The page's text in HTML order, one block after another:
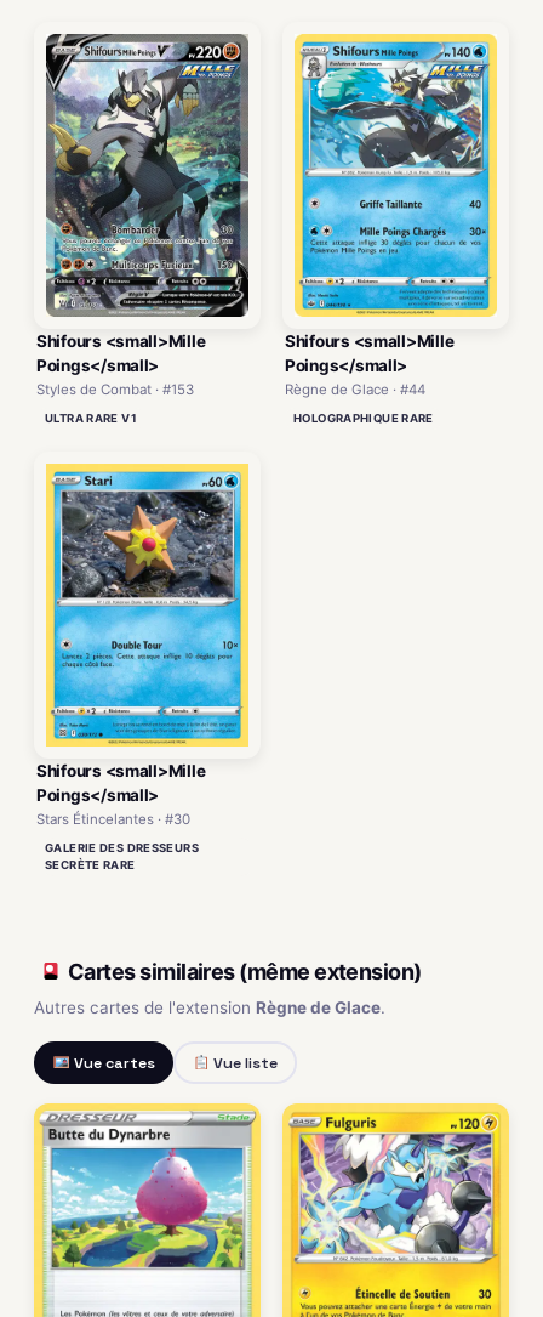
Shifours <small>Mille
Poings</small>
Styles de Combat · #153
ULTRA RARE V1
Shifours <small>Mille
Poings</small>
Règne de Glace · #44
HOLOGRAPHIQUE RARE
Shifours <small>Mille
Poings</small>
Stars Étincelantes · #30
GALERIE DES DRESSEURS
SECRÈTE RARE
Cartes similaires (même extension)
Autres cartes de l'extension Règne de Glace.
Vue cartes Vue liste